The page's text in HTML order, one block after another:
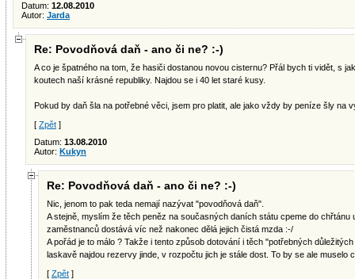
Datum: 12.08.2010
Autor: Jarda
Re: Povodňová daň - ano či ne? :-)
A co je špatného na tom, že hasiči dostanou novou cisternu? Přál bych ti vidět, s
koutech naší krásné republiky. Najdou se i 40 let staré kusy.
Pokud by daň šla na potřebné věci, jsem pro platit, ale jako vždy by peníze šly na
[ Zpět ]
Datum: 13.08.2010
Autor: Kukyn
Re: Povodňová daň - ano či ne? :-)
Nic, jenom to pak teda nemají nazývat "povodňová daň".
A stejně, myslím že těch peněz na současných daních státu cpeme do chřtánu
zaměstnanců dostává víc než nakonec dělá jejich čistá mzda :-/
A pořád je to málo ? Takže i tento způsob dotování i těch "potřebných
laskavě najdou rezervy jinde, v rozpočtu jich je stále dost. To by se ale muselo
[ Zpět ]